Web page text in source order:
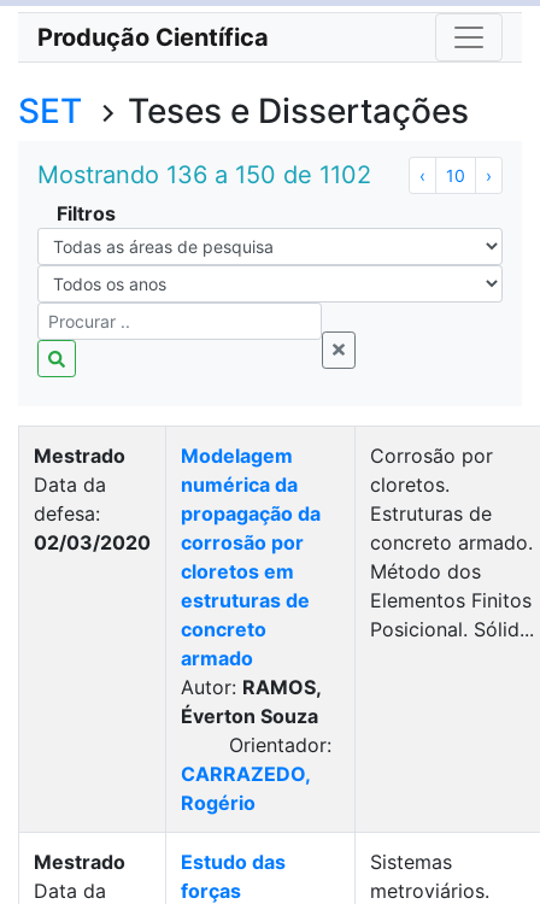
Produção Científica
SET Teses e Dissertações
Mostrando 136 a 150 de 1102 ‹ 10 ›
Filtros
Mestrado
Data da
defesa:
02/03/2020
Modelagem
numérica da
propagação da
corrosão por
cloretos em
estruturas de
concreto
armado
Autor: RAMOS,
Éverton Souza
Orientador:
CARRAZEDO,
Rogério
Corrosão por
cloretos.
Estruturas de
concreto armado.
Método dos
Elementos Finitos
Posicional. Sólid...
Mestrado
Data da
Estudo das
forças
Sistemas
metroviários.